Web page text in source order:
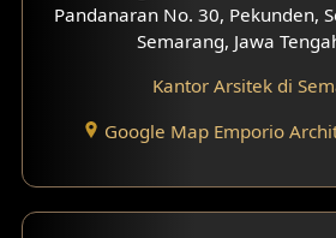
Desain Kanopi
Desain Pantry
Pandanaran No. 30, Pekunden,
Semarang, Jawa
Kantor Arsitek di
Google Map Emporio